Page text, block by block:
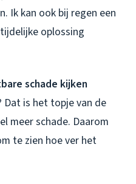
Ik kan ook bij regen een
oplossing
schade kijken
Dat is het topje van de
meer schade. Daarom
te zien hoe ver het